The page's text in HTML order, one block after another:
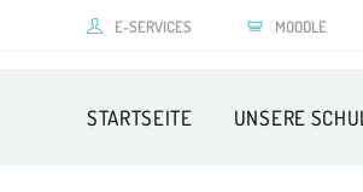
E-SERVICES MOODLE
STARTSEITE UNSERE